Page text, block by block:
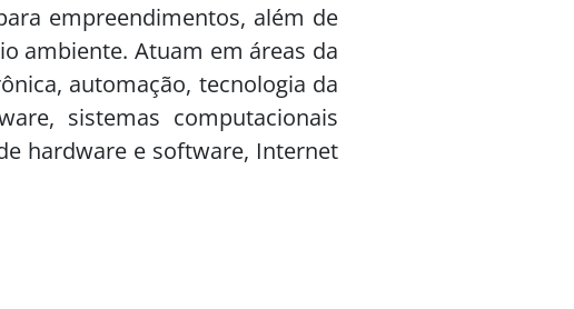
empreendimentos, além de
ambiente. Atuam em áreas da
automação, tecnologia da
sistemas computacionais
hardware e software, Internet